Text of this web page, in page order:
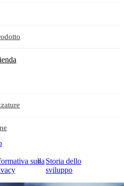
sulla Storia dello
sviluppo